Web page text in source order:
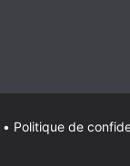
• Politique de